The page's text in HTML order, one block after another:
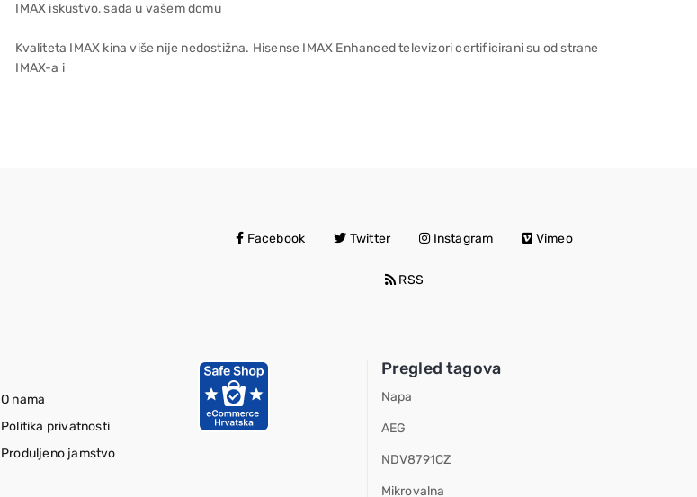
IMAX iskustvo, sada u vašem domu
Kvaliteta IMAX kina više nije nedostižna. Hisense IMAX Enhanced televizori certificirani su od strane
IMAX-a i
Facebook Twitter Instagram Vimeo
RSS
O nama
Politika privatnosti
Produljeno jamstvo
Pregled tagova
Napa
AEG
NDV8791CZ
Mikrovalna